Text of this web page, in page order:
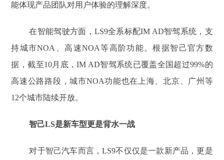
能体现产品团队对用户体验的理解深度。
在智能驾驶方面，LS9全系标配IM AD智驾系统，支
持城市NOA、高速NOA等高阶功能。根据智己官方数
据，截至10月底，IM AD智驾系统已覆盖全国超过99%的
高速公路路段，城市NOA功能也在上海、北京、广州等
12个城市陆续开放。
智己LS是新车型更是背水一战
对于智己汽车而言，LS9不仅仅是一款新产品，更是